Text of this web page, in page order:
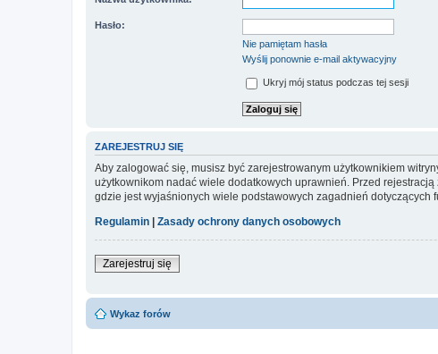
Hasło:
Nie pamiętam hasła
Wyślij ponownie e-mail aktywacyjny
Ukryj mój status podczas tej sesji
ZAREJESTRUJ SIĘ
Aby zalogować się, musisz być zarejestrowanym użytkownikiem
użytkownikom nadać wiele dodatkowych uprawnień. Przed
gdzie jest wyjaśnionych wiele podstawowych zagadnień dotyczących
Regulamin | Zasady ochrony danych osobowych
Zarejestruj się
Wykaz forów